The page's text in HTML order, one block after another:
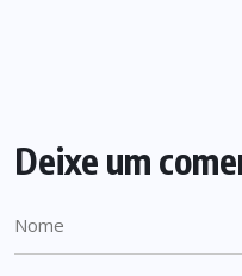
Deixe um